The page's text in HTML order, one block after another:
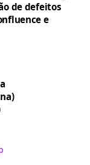
de defeitos
e